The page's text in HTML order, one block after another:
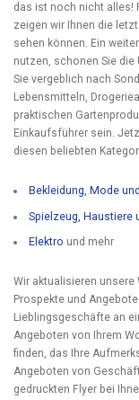
das ist noch nicht alles!
zeigen wir Ihnen die
sehen können. Ein
nutzen, schonen Sie die
Sie vergeblich nach
Lebensmitteln,
praktischen
Einkaufsführer sein.
diesen beliebten
Bekleidung, Mode
Spielzeug, Haustiere
Elektro und mehr
Wir aktualisieren unsere
Prospekte und
Lieblingsgeschäfte an
Angeboten von Ihrem
finden, das Ihre
Angeboten von
gedruckten Flyer bei